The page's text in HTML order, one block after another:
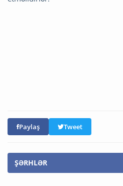
Paylaş Tweet
ŞƏRHLƏR